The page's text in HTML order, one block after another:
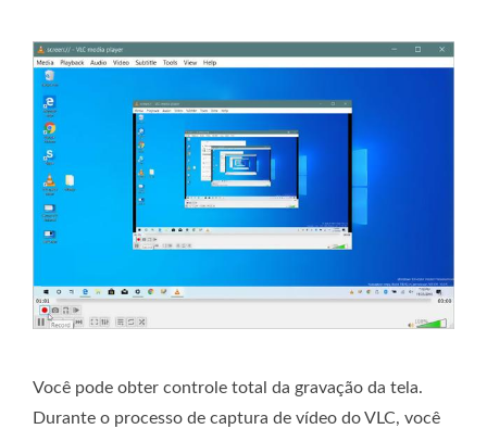
Você pode obter controle total da gravação da tela.
Durante o processo de captura de vídeo do VLC, você